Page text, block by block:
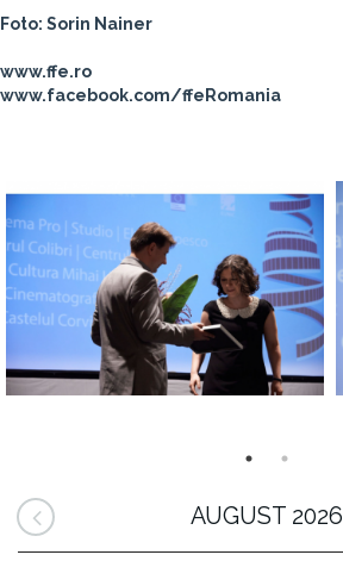
Foto: Sorin Nainer
www.ffe.ro
www.facebook.com/ffeRomania
AUGUST 2026